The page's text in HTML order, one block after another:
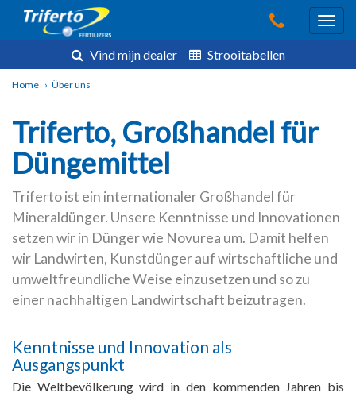
Vind mijn dealer Strooitabellen
Home › Über uns
Triferto, Großhandel für
Düngemittel
Triferto ist ein internationaler Großhandel für
Mineraldünger. Unsere Kenntnisse und Innovationen
setzen wir in Dünger wie Novurea um. Damit helfen
wir Landwirten, Kunstdünger auf wirtschaftliche und
umweltfreundliche Weise einzusetzen und so zu
einer nachhaltigen Landwirtschaft beizutragen.
Kenntnisse und Innovation als
Ausgangspunkt
Die Weltbevölkerung wird in den kommenden Jahren bis